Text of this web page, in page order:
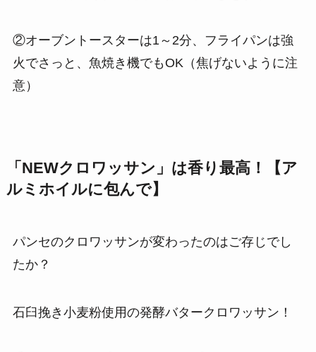
②オーブントースターは1～2分、フライパンは強
火でさっと、魚焼き機でもOK（焦げないように注
意）
「NEWクロワッサン」は香り最高！【ア
ルミホイルに包んで】
パンセのクロワッサンが変わったのはご存じでし
たか？
石臼挽き小麦粉使用の発酵バタークロワッサン！